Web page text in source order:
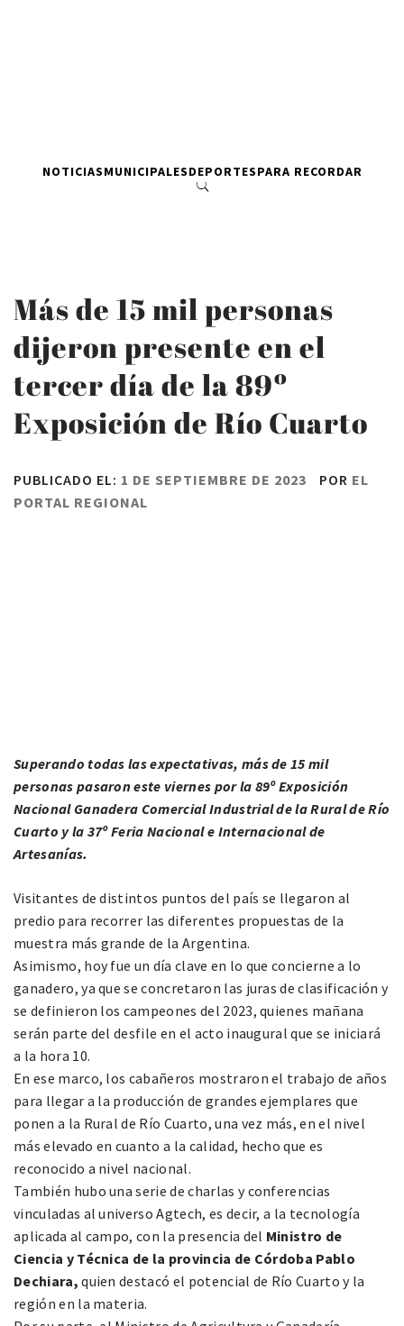
NOTICIASMUNICIPALESDEPORTESPARA RECORDAR
Más de 15 mil personas
dijeron presente en el
tercer día de la 89º
Exposición de Río Cuarto
PUBLICADO EL: 1 DE SEPTIEMBRE DE 2023 POR EL
PORTAL REGIONAL
Superando todas las expectativas, más de 15 mil
personas pasaron este viernes por la 89º Exposición
Nacional Ganadera Comercial Industrial de la Rural de Río
Cuarto y la 37º Feria Nacional e Internacional de
Artesanías.
Visitantes de distintos puntos del país se llegaron al
predio para recorrer las diferentes propuestas de la
muestra más grande de la Argentina.
Asimismo, hoy fue un día clave en lo que concierne a lo
ganadero, ya que se concretaron las juras de clasificación y
se definieron los campeones del 2023, quienes mañana
serán parte del desfile en el acto inaugural que se iniciará
a la hora 10.
En ese marco, los cabañeros mostraron el trabajo de años
para llegar a la producción de grandes ejemplares que
ponen a la Rural de Río Cuarto, una vez más, en el nivel
más elevado en cuanto a la calidad, hecho que es
reconocido a nivel nacional.
También hubo una serie de charlas y conferencias
vinculadas al universo Agtech, es decir, a la tecnología
aplicada al campo, con la presencia del Ministro de
Ciencia y Técnica de la provincia de Córdoba Pablo
Dechiara, quien destacó el potencial de Río Cuarto y la
región en la materia.